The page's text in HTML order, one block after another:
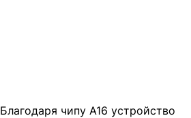
чипу A16 устройство